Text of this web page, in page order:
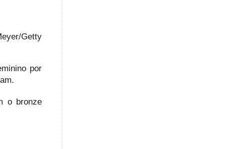
Getty
por
o bronze